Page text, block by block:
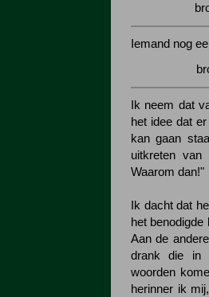
Iemand nog
Ik neem dat
het idee dat
kan gaan
uitkreten van
Waarom dan!"
Ik dacht dat
het
Aan de
drank die in
woorden
herinner ik